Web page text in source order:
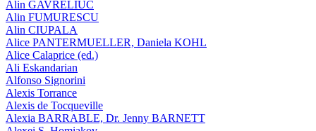
Alin GAVRELIUC
Alin FUMURESCU
Alin CIUPALA
Alice PANTERMUELLER, Daniela KOHL
Alice Calaprice (ed.)
Ali Eskandarian
Alfonso Signorini
Alexis Torrance
Alexis de Tocqueville
Alexia BARRABLE, Dr. Jenny BARNETT